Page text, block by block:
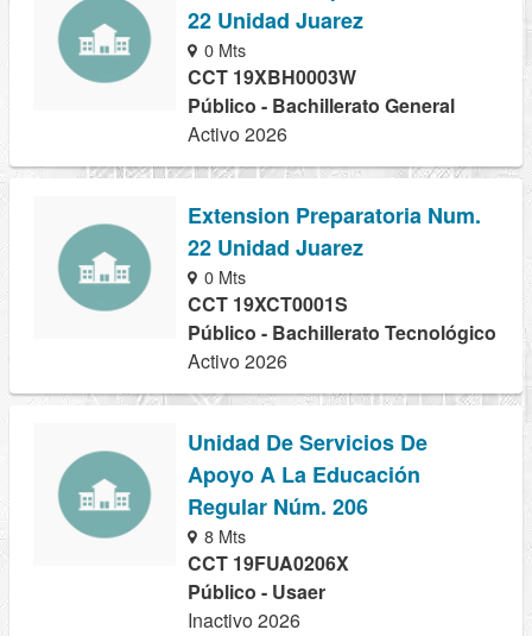
22 Unidad Juarez
0 Mts
CCT 19XBH0003W
Público - Bachillerato General
Activo 2026
Extension Preparatoria Num.
22 Unidad Juarez
0 Mts
CCT 19XCT0001S
Público - Bachillerato Tecnológico
Activo 2026
Unidad De Servicios De
Apoyo A La Educación
Regular Núm. 206
8 Mts
CCT 19FUA0206X
Público - Usaer
Inactivo 2026